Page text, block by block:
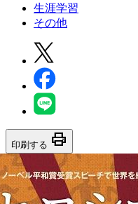
生涯学習
その他
印刷する print